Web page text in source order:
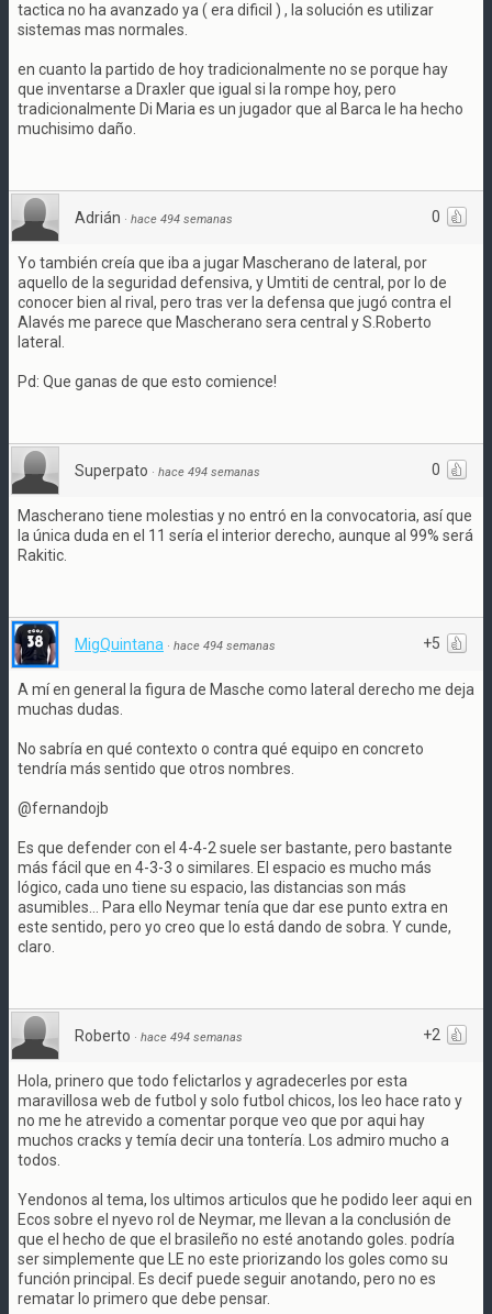
tactica no ha avanzado ya ( era dificil ) , la solución es utilizar
sistemas mas normales.
en cuanto la partido de hoy tradicionalmente no se porque hay
que inventarse a Draxler que igual si la rompe hoy, pero
tradicionalmente Di Maria es un jugador que al Barca le ha hecho
muchisimo daño.
0
Adrián · hace 494 semanas
Yo también creía que iba a jugar Mascherano de lateral, por
aquello de la seguridad defensiva, y Umtiti de central, por lo de
conocer bien al rival, pero tras ver la defensa que jugó contra el
Alavés me parece que Mascherano sera central y S.Roberto
lateral.
Pd: Que ganas de que esto comience!
0
Superpato · hace 494 semanas
Mascherano tiene molestias y no entró en la convocatoria, así que
la única duda en el 11 sería el interior derecho, aunque al 99% será
Rakitic.
+5
MigQuintana · hace 494 semanas
A mí en general la figura de Masche como lateral derecho me deja
muchas dudas.
No sabría en qué contexto o contra qué equipo en concreto
tendría más sentido que otros nombres.
@fernandojb
Es que defender con el 4-4-2 suele ser bastante, pero bastante
más fácil que en 4-3-3 o similares. El espacio es mucho más
lógico, cada uno tiene su espacio, las distancias son más
asumibles... Para ello Neymar tenía que dar ese punto extra en
este sentido, pero yo creo que lo está dando de sobra. Y cunde,
claro.
+2
Roberto · hace 494 semanas
Hola, prinero que todo felictarlos y agradecerles por esta
maravillosa web de futbol y solo futbol chicos, los leo hace rato y
no me he atrevido a comentar porque veo que por aqui hay
muchos cracks y temía decir una tontería. Los admiro mucho a
todos.
Yendonos al tema, los ultimos articulos que he podido leer aqui en
Ecos sobre el nyevo rol de Neymar, me llevan a la conclusión de
que el hecho de que el brasileño no esté anotando goles. podría
ser simplemente que LE no este priorizando los goles como su
función principal. Es decif puede seguir anotando, pero no es
rematar lo primero que debe pensar.